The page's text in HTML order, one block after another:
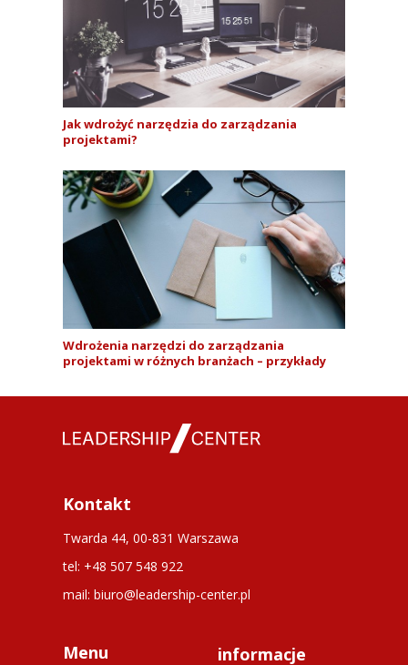
Jak wdrożyć narzędzia do zarządzania
projektami?
Wdrożenia narzędzi do zarządzania
projektami w różnych branżach – przykłady
Kontakt
Twarda 44, 00-831 Warszawa
tel: +48 507 548 922
mail: biuro@leadership-center.pl
Menu informacje